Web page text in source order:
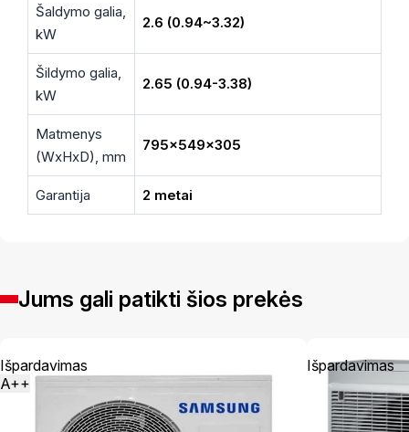
Šaldymo galia,
kW
2.6 (0.94~3.32)
Šildymo galia,
kW
2.65 (0.94-3.38)
Matmenys
(WxHxD), mm
795×549×305
Garantija 2 metai
Jums gali patikti šios prekės
Išpardavimas
A++
Išpardavimas